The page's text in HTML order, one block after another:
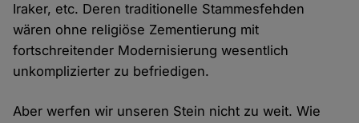
Iraker, etc. Deren traditionelle Stammesfehden
wären ohne religiöse Zementierung mit
fortschreitender Modernisierung wesentlich
unkomplizierter zu befriedigen.
Aber werfen wir unseren Stein nicht zu weit. Wie